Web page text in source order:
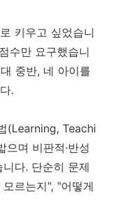
키우고 싶었습니
수만 요구했습니
대 중반, 네 아이를
.
(Learning, Teachi
으며 비판적·반성
니다. 단순히 문제
르는지", "어떻게